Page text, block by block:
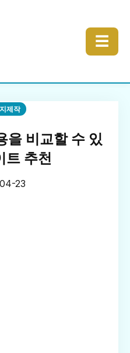
☰
제작
을 비교할 수 있
트 추천
23